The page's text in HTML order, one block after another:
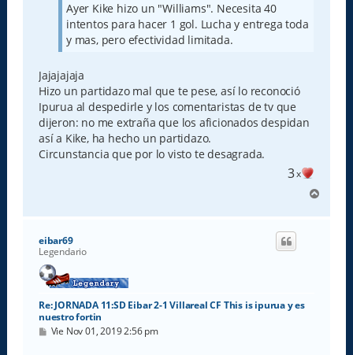
Ayer Kike hizo un "Williams". Necesita 40
intentos para hacer 1 gol. Lucha y entrega toda
y mas, pero efectividad limitada.
Jajajajaja
Hizo un partidazo mal que te pese, así lo reconoció
Ipurua al despedirle y los comentaristas de tv que
dijeron: no me extraña que los aficionados despidan
así a Kike, ha hecho un partidazo.
Circunstancia que por lo visto te desagrada.
3x
r
eibar69
Legendario
Re: JORNADA 11:SD Eibar 2-1 Villareal CF This is ipurua y es
nuestro fortin
M
Vie Nov 01, 2019 2:56 pm